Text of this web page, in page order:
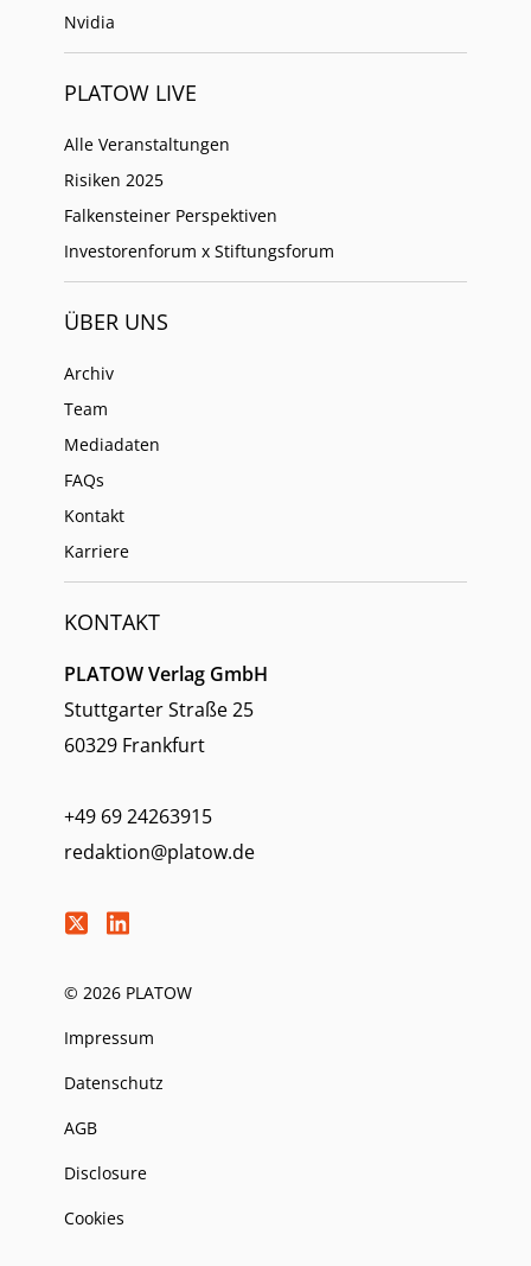
Nvidia
PLATOW LIVE
Alle Veranstaltungen
Risiken 2025
Falkensteiner Perspektiven
Investorenforum x Stiftungsforum
ÜBER UNS
Archiv
Team
Mediadaten
FAQs
Kontakt
Karriere
KONTAKT
PLATOW Verlag GmbH
Stuttgarter Straße 25
60329 Frankfurt
+49 69 24263915
redaktion@platow.de
© 2026 PLATOW
Impressum
Datenschutz
AGB
Disclosure
Cookies